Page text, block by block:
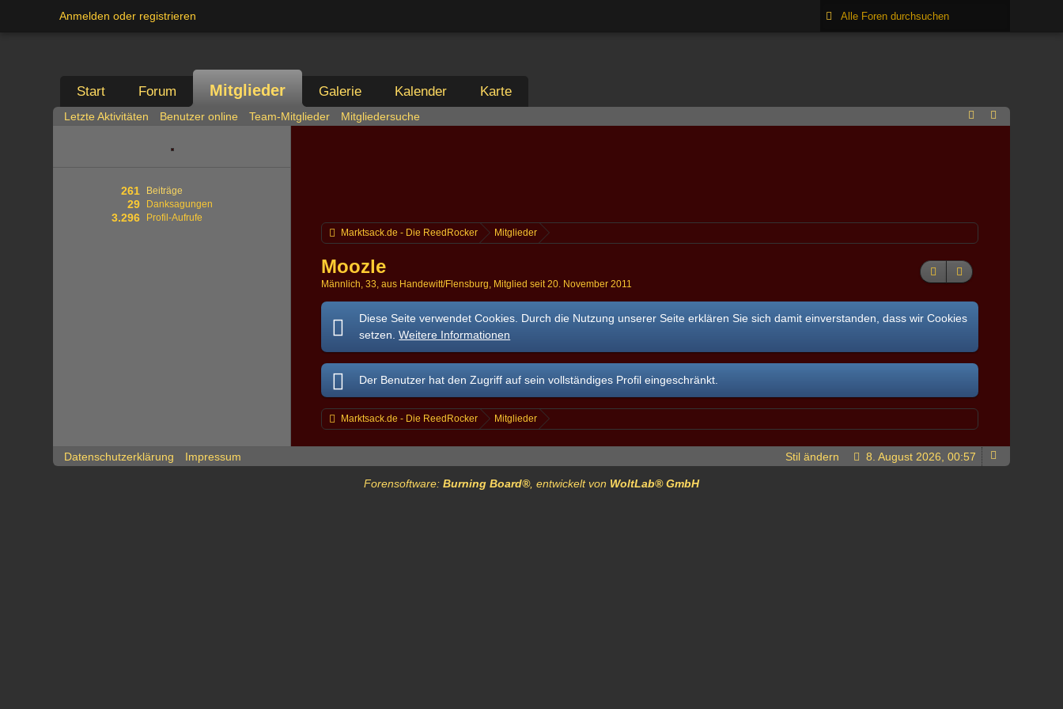
Anmelden oder registrieren
Start Forum Mitglieder Galerie Kalender Karte
Letzte Aktivitäten Benutzer online Team-Mitglieder Mitgliedersuche
Beiträge
261
Danksagungen
29
Profil-Aufrufe
3.296
Marktsack.de - Die ReedRocker Mitglieder
Moozle
Männlich 33 aus Handewitt/Flensburg Mitglied seit 20. November 2011
Diese Seite verwendet Cookies. Durch die Nutzung unserer Seite erklären Sie sich damit einverstanden, dass wir Cookies
setzen.Weitere Informationen
Der Benutzer hat den Zugriff auf sein vollständiges Profil eingeschränkt.
Marktsack.de - Die ReedRocker Mitglieder
Datenschutzerklärung Impressum 8. August 2026, 00:57
Stil ändern
Forensoftware: Burning Board®, entwickelt von WoltLab® GmbH